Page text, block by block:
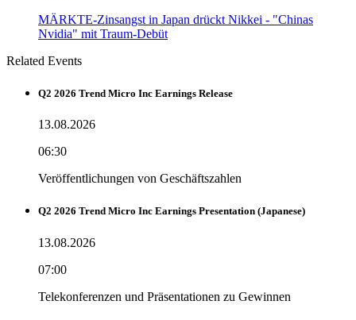
MÄRKTE-Zinsangst in Japan drückt Nikkei - "Chinas
Nvidia" mit Traum-Debüt
Related Events
Q2 2026 Trend Micro Inc Earnings Release
13.08.2026
06:30
Veröffentlichungen von Geschäftszahlen
Q2 2026 Trend Micro Inc Earnings Presentation (Japanese)
13.08.2026
07:00
Telekonferenzen und Präsentationen zu Gewinnen